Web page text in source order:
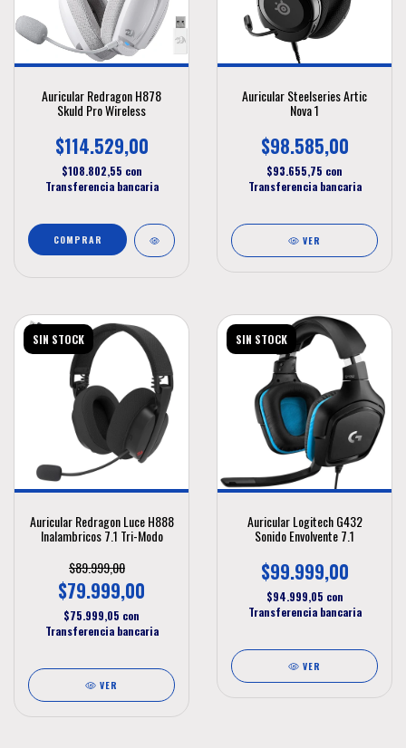
Auricular Redragon H878
Skuld Pro Wireless
$114.529,00
$108.802,55 con
Transferencia bancaria
Auricular Steelseries Artic
Nova 1
$98.585,00
$93.655,75 con
Transferencia bancaria
VER
SIN STOCK
Auricular Redragon Luce H888
Inalambricos 7.1 Tri-Modo
$89.999,00
$79.999,00
$75.999,05 con
Transferencia bancaria
VER
SIN STOCK
Auricular Logitech G432
Sonido Envolvente 7.1
$99.999,00
$94.999,05 con
Transferencia bancaria
VER